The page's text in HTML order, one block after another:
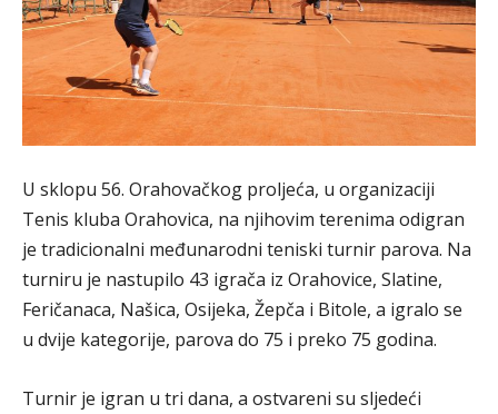
U sklopu 56. Orahovačkog proljeća, u organizaciji
Tenis kluba Orahovica, na njihovim terenima odigran
je tradicionalni međunarodni teniski turnir parova. Na
turniru je nastupilo 43 igrača iz Orahovice, Slatine,
Feričanaca, Našica, Osijeka, Žepča i Bitole, a igralo se
u dvije kategorije, parova do 75 i preko 75 godina.
Turnir je igran u tri dana, a ostvareni su sljedeći